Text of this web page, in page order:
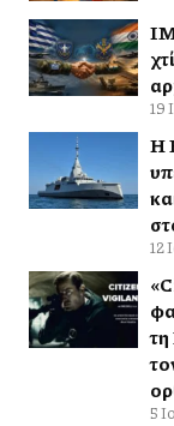
19
Η
12
5